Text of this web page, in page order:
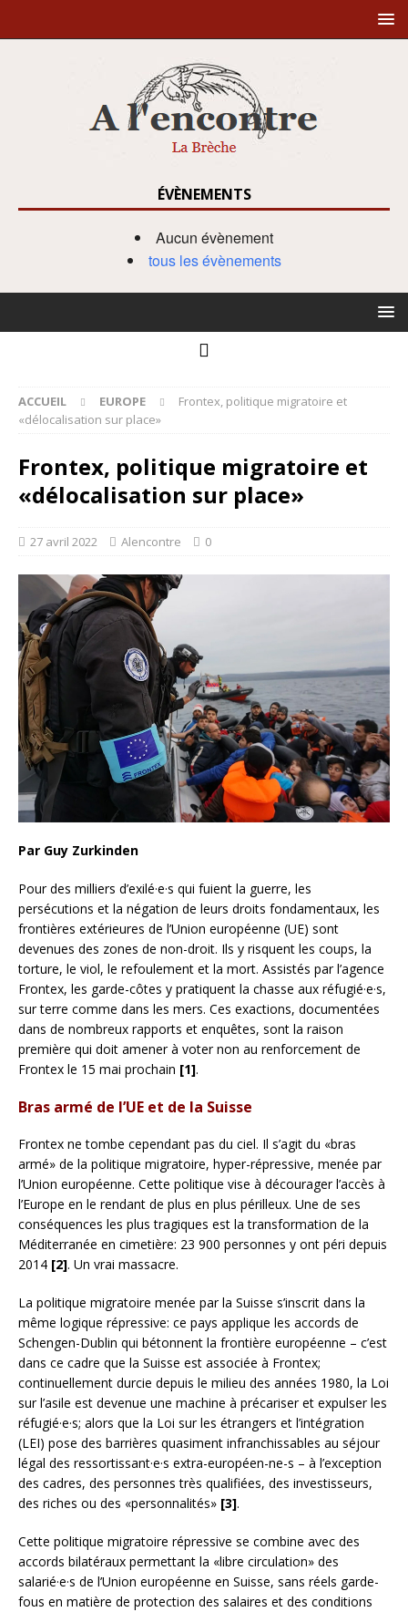
ÉVÈNEMENTS
Aucun évènement
tous les évènements
ACCUEIL EUROPE
Frontex, politique migratoire et
«délocalisation sur place»
Frontex, politique migratoire et
«délocalisation sur place»
27 avril 2022 Alencontre 0
Par Guy Zurkinden
Pour des milliers d’exilé·e·s qui fuient la guerre, les
persécutions et la négation de leurs droits fondamentaux, les
frontières extérieures de l’Union européenne (UE) sont
devenues des zones de non-droit. Ils y risquent les coups, la
torture, le viol, le refoulement et la mort. Assistés par l’agence
Frontex, les garde-côtes y pratiquent la chasse aux réfugié·e·s,
sur terre comme dans les mers. Ces exactions, documentées
dans de nombreux rapports et enquêtes, sont la raison
première qui doit amener à voter non au renforcement de
Frontex le 15 mai prochain [1].
Bras armé de l’UE et de la Suisse
Frontex ne tombe cependant pas du ciel. Il s’agit du «bras
armé» de la politique migratoire, hyper-répressive, menée par
l’Union européenne. Cette politique vise à décourager l’accès à
l’Europe en le rendant de plus en plus périlleux. Une de ses
conséquences les plus tragiques est la transformation de la
Méditerranée en cimetière: 23 900 personnes y ont péri depuis
2014 [2]. Un vrai massacre.
La politique migratoire menée par la Suisse s’inscrit dans la
même logique répressive: ce pays applique les accords de
Schengen-Dublin qui bétonnent la frontière européenne – c’est
dans ce cadre que la Suisse est associée à Frontex;
continuellement durcie depuis le milieu des années 1980, la Loi
sur l’asile est devenue une machine à précariser et expulser les
réfugié·e·s; alors que la Loi sur les étrangers et l’intégration
(LEI) pose des barrières quasiment infranchissables au séjour
légal des ressortissant·e·s extra-européen-ne-s – à l’exception
des cadres, des personnes très qualifiées, des investisseurs,
des riches ou des «personnalités» [3].
Cette politique migratoire répressive se combine avec des
accords bilatéraux permettant la «libre circulation» des
salarié·e·s de l’Union européenne en Suisse, sans réels garde-
fous en matière de protection des salaires et des conditions